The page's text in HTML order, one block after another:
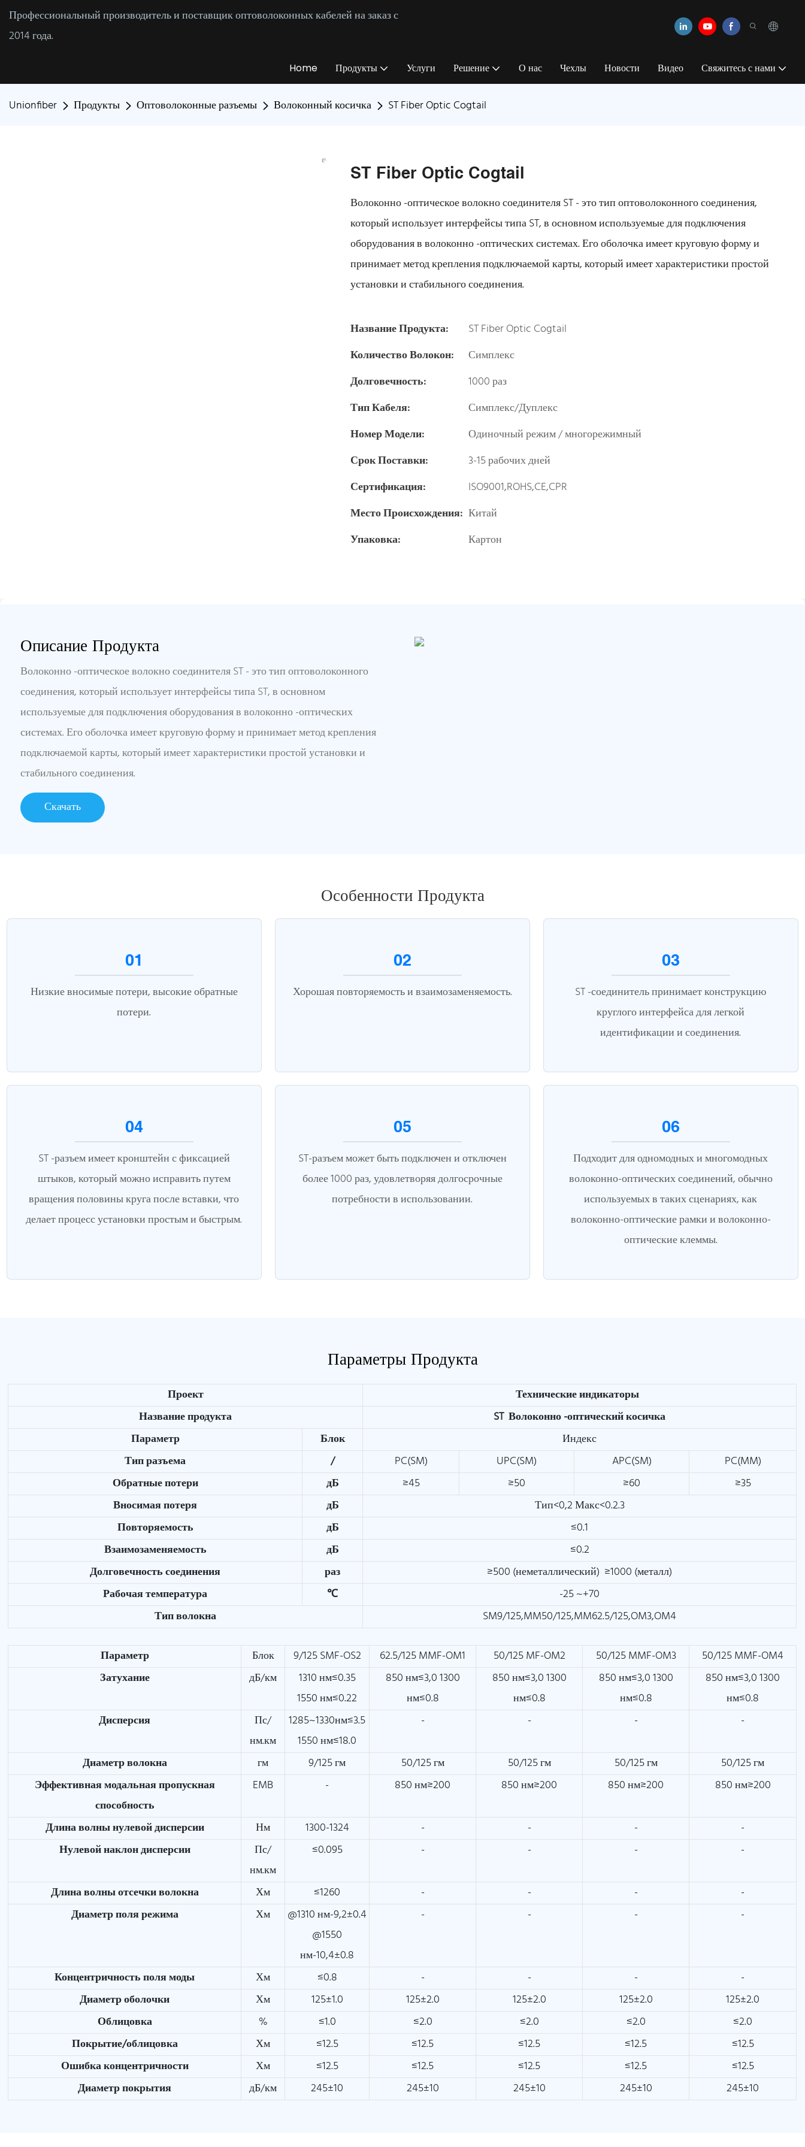
Профессиональный производитель и поставщик оптоволоконных кабелей на заказ с
2014 года.
Home Продукты Услуги Решение О нас Чехлы Новости Видео Свяжитесь с нами
Unionfiber Продукты Оптоволоконные разъемы Волоконный косичка ST Fiber Optic Cogtail
ST Fiber Optic Cogtail
Волоконно -оптическое волокно соединителя ST - это тип оптоволоконного соединения,
который использует интерфейсы типа ST, в основном используемые для подключения
оборудования в волоконно -оптических системах. Его оболочка имеет круговую форму и
принимает метод крепления подключаемой карты, который имеет характеристики простой
установки и стабильного соединения.
Название Продукта:
ST Fiber Optic Cogtail
Количество Волокон:
Симплекс
Долговечность:
1000 раз
Тип Кабеля:
Симплекс/Дуплекс
Номер Модели:
Одиночный режим / многорежимный
Срок Поставки:
3-15 рабочих дней
Сертификация:
ISO9001,ROHS,CE,CPR
Место Происхождения: Китай
Упаковка:
Картон
Описание Продукта
Волоконно -оптическое волокно соединителя ST - это тип оптоволоконного
соединения, который использует интерфейсы типа ST, в основном
используемые для подключения оборудования в волоконно -оптических
системах. Его оболочка имеет круговую форму и принимает метод крепления
подключаемой карты, который имеет характеристики простой установки и
стабильного соединения.
Скачать
Особенности Продукта
01
Низкие вносимые потери, высокие обратные
потери.
02
Хорошая повторяемость и взаимозаменяемость.
03
ST -соединитель принимает конструкцию
круглого интерфейса для легкой
идентификации и соединения.
04
ST -разъем имеет кронштейн с фиксацией
штыков, который можно исправить путем
вращения половины круга после вставки, что
делает процесс установки простым и быстрым.
05
ST-разъем может быть подключен и отключен
более 1000 раз, удовлетворяя долгосрочные
потребности в использовании.
06
Подходит для одномодных и многомодных
волоконно-оптических соединений, обычно
используемых в таких сценариях, как
волоконно-оптические рамки и волоконно-
оптические клеммы.
Параметры Продукта
Проект
Технические индикаторы
Название продукта
ST Волоконно -оптический косичка
Параметр
Блок
Индекс
Тип разъема
/ PC(SM) UPC(SM) APC(SM)
PC(MM)
Обратные потери
дБ ≥45 ≥50 ≥60
≥35
Вносимая потеря
дБ
Тип<0,2 Макс<0.2.3
Повторяемость
дБ
≤0.1
Взаимозаменяемость
дБ
≤0.2
Долговечность соединения
раз
≥500 (неметаллический) ≥1000 (металл)
Рабочая температура
℃
-25 ~+70
Тип волокна
SM9/125,MM50/125,MM62.5/125,OM3,OM4
Параметр Блок 9/125 SMF-OS2 62.5/125 MMF-OM1 50/125 MF-OM2 50/125 MMF-OM3
50/125 MMF-OM4
Затухание
дБ/км
1310 нм≤0.35
1550 нм≤0.22
850 нм≤3,0 1300
нм≤0.8
850 нм≤3,0 1300
нм≤0.8
850 нм≤3,0 1300
нм≤0.8
850 нм≤3,0 1300
нм≤0.8
Дисперсия
Пс/
нм.км
1285~1330нм≤3.5
1550 нм≤18.0
- - - -
Диаметр волокна гм 9/125 гм 50/125 гм 50/125 гм 50/125 гм
50/125 гм
Эффективная модальная пропускная
способность
EMB - 850 нм≥200 850 нм≥200 850 нм≥200 850 нм≥200
Длина волны нулевой дисперсии Нм 1300-1324 - - -
-
Нулевой наклон дисперсии
Пс/
нм.км
≤0.095 - - - -
Длина волны отсечки волокна Хм ≤1260 - - -
-
Диаметр поля режима
Хм
@1310 нм-9,2±0.4
@1550
нм-10,4±0.8
- - - -
Концентричность поля моды Хм ≤0.8 - - -
-
Диаметр оболочки
Хм 125±1.0 125±2.0 125±2.0 125±2.0
125±2.0
Облицовка
% ≤1.0 ≤2.0 ≤2.0 ≤2.0
≤2.0
Покрытие/облицовка
Хм ≤12.5 ≤12.5 ≤12.5 ≤12.5
≤12.5
Ошибка концентричности
Хм ≤12.5 ≤12.5 ≤12.5 ≤12.5
≤12.5
Диаметр покрытия
дБ/км 245±10 245±10 245±10 245±10 245±10